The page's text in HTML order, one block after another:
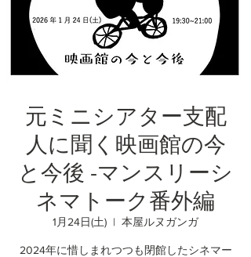
元ミニシアター支配
人に聞く映画館の今
と今後 -マンスリーシ
ネマトーク番外編
1月24日(土)
  |
本屋ルヌガンガ
2024年に惜しまれつつも閉館したシネマー